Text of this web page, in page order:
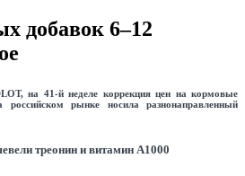
добавок 6–12
на 41-й неделе коррекция цен на кормовые
рынке носила разнонаправленный
треонин и витамин А1000